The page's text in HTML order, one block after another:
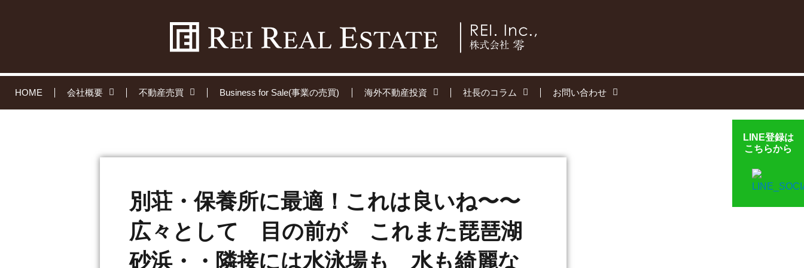
HOME 会社概要 不動産売買 Business for Sale(事業の売買) 海外不動産投資 社長のコラム お問い合わせ
LINE登録は
こちらから
別荘・保養所に最適！これは良いね〜〜
広々として 目の前が これまた琵琶湖
砂浜・・隣接には水泳場も 水も綺麗な